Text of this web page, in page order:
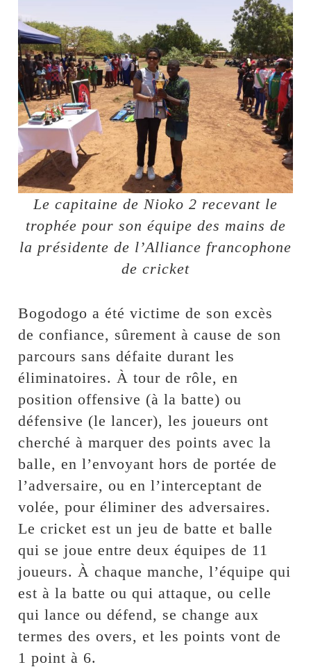
Le capitaine de Nioko 2 recevant le
trophée pour son équipe des mains de
la présidente de l’Alliance francophone
de cricket
Bogodogo a été victime de son excès
de confiance, sûrement à cause de son
parcours sans défaite durant les
éliminatoires. À tour de rôle, en
position offensive (à la batte) ou
défensive (le lancer), les joueurs ont
cherché à marquer des points avec la
balle, en l’envoyant hors de portée de
l’adversaire, ou en l’interceptant de
volée, pour éliminer des adversaires.
Le cricket est un jeu de batte et balle
qui se joue entre deux équipes de 11
joueurs. À chaque manche, l’équipe qui
est à la batte ou qui attaque, ou celle
qui lance ou défend, se change aux
termes des overs, et les points vont de
1 point à 6.